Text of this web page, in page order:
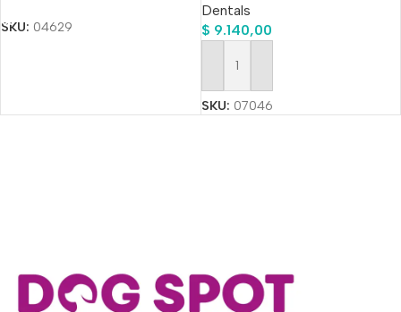
SKU: 04629
Dentals
$ 9.140,00
Añadir Al Carrito
SKU: 07046